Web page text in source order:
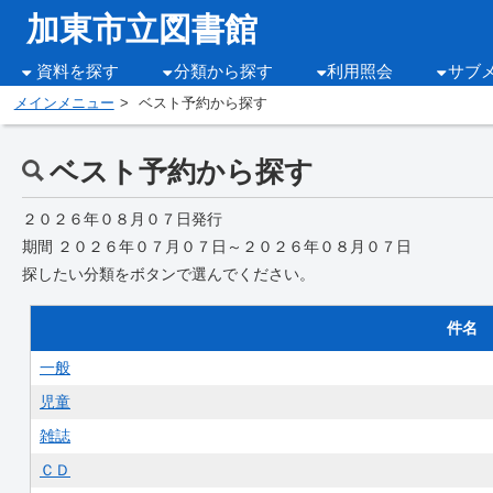
加東市立図書館
資料を探す 分類から探す 利用照会 サブ
メインメニュー ベスト予約から探す
ベスト予約から探す
２０２６年０８月０７日発行
期間 ２０２６年０７月０７日～２０２６年０８月０７日
探したい分類をボタンで選んでください。
件名
一般
児童
雑誌
ＣＤ